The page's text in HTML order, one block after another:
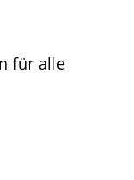
für alle